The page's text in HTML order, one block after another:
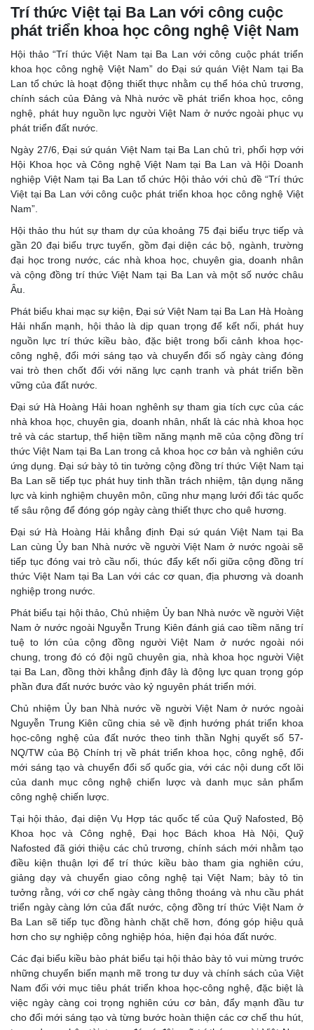
Trí thức Việt tại Ba Lan với công cuộc
phát triển khoa học công nghệ Việt Nam
Hội thảo “Trí thức Việt Nam tại Ba Lan với công cuộc phát triển
khoa học công nghệ Việt Nam” do Đại sứ quán Việt Nam tại Ba
Lan tổ chức là hoạt động thiết thực nhằm cụ thể hóa chủ trương,
chính sách của Đảng và Nhà nước về phát triển khoa học, công
nghệ, phát huy nguồn lực người Việt Nam ở nước ngoài phục vụ
phát triển đất nước.
Ngày 27/6, Đại sứ quán Việt Nam tại Ba Lan chủ trì, phối hợp với
Hội Khoa học và Công nghệ Việt Nam tại Ba Lan và Hội Doanh
nghiệp Việt Nam tại Ba Lan tổ chức Hội thảo với chủ đề “Trí thức
Việt tại Ba Lan với công cuộc phát triển khoa học công nghệ Việt
Nam”.
Hội thảo thu hút sự tham dự của khoảng 75 đại biểu trực tiếp và
gần 20 đại biểu trực tuyến, gồm đại diện các bộ, ngành, trường
đại học trong nước, các nhà khoa học, chuyên gia, doanh nhân
và cộng đồng trí thức Việt Nam tại Ba Lan và một số nước châu
Âu.
Phát biểu khai mạc sự kiện, Đại sứ Việt Nam tại Ba Lan Hà Hoàng
Hải nhấn mạnh, hội thảo là dịp quan trọng để kết nối, phát huy
nguồn lực trí thức kiều bào, đặc biệt trong bối cảnh khoa học-
công nghệ, đổi mới sáng tạo và chuyển đổi số ngày càng đóng
vai trò then chốt đối với năng lực cạnh tranh và phát triển bền
vững của đất nước.
Đại sứ Hà Hoàng Hải hoan nghênh sự tham gia tích cực của các
nhà khoa học, chuyên gia, doanh nhân, nhất là các nhà khoa học
trẻ và các startup, thể hiện tiềm năng mạnh mẽ của cộng đồng trí
thức Việt Nam tại Ba Lan trong cả khoa học cơ bản và nghiên cứu
ứng dụng. Đại sứ bày tỏ tin tưởng cộng đồng trí thức Việt Nam tại
Ba Lan sẽ tiếp tục phát huy tinh thần trách nhiệm, tận dụng năng
lực và kinh nghiệm chuyên môn, cũng như mạng lưới đối tác quốc
tế sâu rộng để đóng góp ngày càng thiết thực cho quê hương.
Đại sứ Hà Hoàng Hải khẳng định Đại sứ quán Việt Nam tại Ba
Lan cùng Ủy ban Nhà nước về người Việt Nam ở nước ngoài sẽ
tiếp tục đóng vai trò cầu nối, thúc đẩy kết nối giữa cộng đồng trí
thức Việt Nam tại Ba Lan với các cơ quan, địa phương và doanh
nghiệp trong nước.
Phát biểu tại hội thảo, Chủ nhiệm Ủy ban Nhà nước về người Việt
Nam ở nước ngoài Nguyễn Trung Kiên đánh giá cao tiềm năng trí
tuệ to lớn của cộng đồng người Việt Nam ở nước ngoài nói
chung, trong đó có đội ngũ chuyên gia, nhà khoa học người Việt
tại Ba Lan, đồng thời khẳng định đây là động lực quan trọng góp
phần đưa đất nước bước vào kỷ nguyên phát triển mới.
Chủ nhiệm Ủy ban Nhà nước về người Việt Nam ở nước ngoài
Nguyễn Trung Kiên cũng chia sẻ về định hướng phát triển khoa
học-công nghệ của đất nước theo tinh thần Nghị quyết số 57-
NQ/TW của Bộ Chính trị về phát triển khoa học, công nghệ, đổi
mới sáng tạo và chuyển đổi số quốc gia, với các nội dung cốt lõi
của danh mục công nghệ chiến lược và danh mục sản phẩm
công nghệ chiến lược.
Tại hội thảo, đại diện Vụ Hợp tác quốc tế của Quỹ Nafosted, Bộ
Khoa học và Công nghệ, Đại học Bách khoa Hà Nội, Quỹ
Nafosted đã giới thiệu các chủ trương, chính sách mới nhằm tạo
điều kiện thuận lợi để trí thức kiều bào tham gia nghiên cứu,
giảng dạy và chuyển giao công nghệ tại Việt Nam; bày tỏ tin
tưởng rằng, với cơ chế ngày càng thông thoáng và nhu cầu phát
triển ngày càng lớn của đất nước, cộng đồng trí thức Việt Nam ở
Ba Lan sẽ tiếp tục đồng hành chặt chẽ hơn, đóng góp hiệu quả
hơn cho sự nghiệp công nghiệp hóa, hiện đại hóa đất nước.
Các đại biểu kiều bào phát biểu tại hội thảo bày tỏ vui mừng trước
những chuyển biến mạnh mẽ trong tư duy và chính sách của Việt
Nam đối với mục tiêu phát triển khoa học-công nghệ, đặc biệt là
việc ngày càng coi trọng nghiên cứu cơ bản, đẩy mạnh đầu tư
cho đổi mới sáng tạo và từng bước hoàn thiện các cơ chế thu hút,